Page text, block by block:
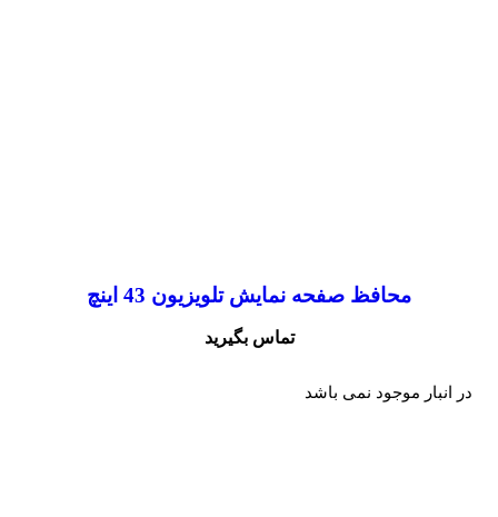
محافظ صفحه نمایش تلویزیون 43 اینچ
تماس بگیرید
در انبار موجود نمی باشد